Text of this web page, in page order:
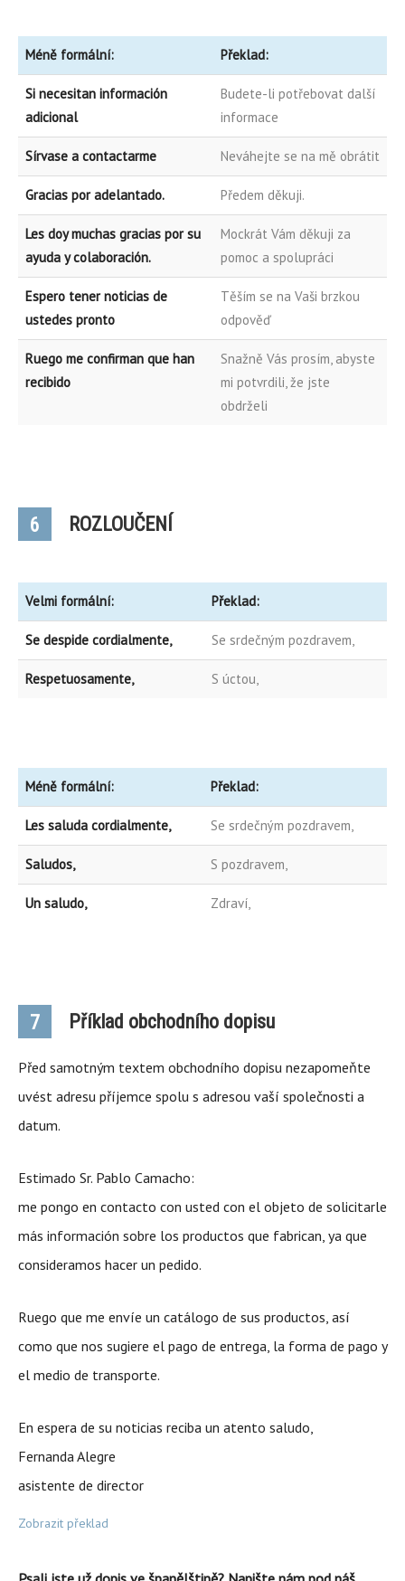
Méně formální: Překlad:
Si necesitan información
adicional
Budete-li potřebovat další
informace
Sírvase a contactarme Neváhejte se na mě obrátit
Gracias por adelantado. Předem děkuji.
Les doy muchas gracias por su
ayuda y colaboración.
Mockrát Vám děkuji za
pomoc a spolupráci
Espero tener noticias de
ustedes pronto
Těším se na Vaši brzkou
odpověď
Ruego me confirman que han
recibido
Snažně Vás prosím, abyste
mi potvrdili, že jste
obdrželi
6 ROZLOUČENÍ
Velmi formální: Překlad:
Se despide cordialmente, Se srdečným pozdravem,
Respetuosamente, S úctou,
Méně formální: Překlad:
Les saluda cordialmente, Se srdečným pozdravem,
Saludos, S pozdravem,
Un saludo, Zdraví,
7 Příklad obchodního dopisu
Před samotným textem obchodního dopisu nezapomeňte
uvést adresu příjemce spolu s adresou vaší společnosti a
datum.
Estimado Sr. Pablo Camacho:
me pongo en contacto con usted con el objeto de solicitarle
más información sobre los productos que fabrican, ya que
consideramos hacer un pedido.
Ruego que me envíe un catálogo de sus productos, así
como que nos sugiere el pago de entrega, la forma de pago y
el medio de transporte.
En espera de su noticias reciba un atento saludo,
Fernanda Alegre
asistente de director
Zobrazit překlad